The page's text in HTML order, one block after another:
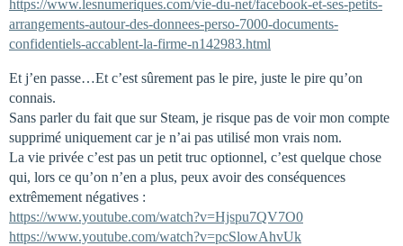
https://www.lesnumeriques.com/vie-du-net/facebook-et-ses-petits-
arrangements-autour-des-donnees-perso-7000-documents-
confidentiels-accablent-la-firme-n142983.html
Et j’en passe…Et c’est sûrement pas le pire, juste le pire qu’on
connais.
Sans parler du fait que sur Steam, je risque pas de voir mon compte
supprimé uniquement car je n’ai pas utilisé mon vrais nom.
La vie privée c’est pas un petit truc optionnel, c’est quelque chose
qui, lors ce qu’on n’en a plus, peux avoir des conséquences
extrêmement négatives :
https://www.youtube.com/watch?v=Hjspu7QV7O0
https://www.youtube.com/watch?v=pcSlowAhvUk